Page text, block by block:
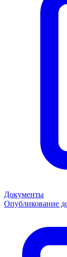
Документы
Опубликование